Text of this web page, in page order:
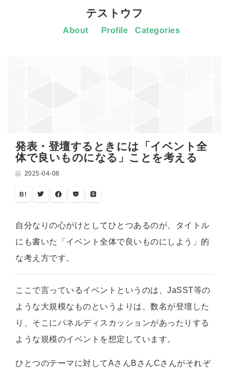
テストウフ
About Profile Categories
発表・登壇するときには「イベント全
体で良いものになる」ことを考える
2025-04-06
B!
自分なりの心がけとしてひとつあるのが、タイトル
にも書いた「イベント全体で良いものにしよう」的
な考え方です。
ここで言っているイベントというのは、JaSST等の
ような大規模なものというよりは、数名が登壇した
り、そこにパネルディスカッションがあったりする
ような規模のイベントを想定しています。
ひとつのテーマに対してAさんBさんCさんがそれぞ